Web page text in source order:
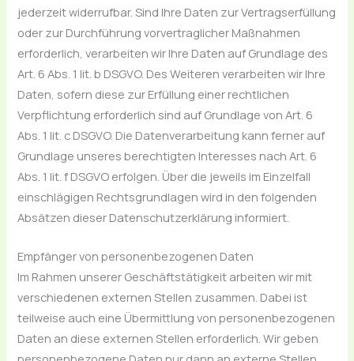
jederzeit widerrufbar. Sind Ihre Daten zur Vertragserfüllung
oder zur Durchführung vorvertraglicher Maßnahmen
erforderlich, verarbeiten wir Ihre Daten auf Grundlage des
Art. 6 Abs. 1 lit. b DSGVO. Des Weiteren verarbeiten wir Ihre
Daten, sofern diese zur Erfüllung einer rechtlichen
Verpflichtung erforderlich sind auf Grundlage von Art. 6
Abs. 1 lit. c DSGVO. Die Datenverarbeitung kann ferner auf
Grundlage unseres berechtigten Interesses nach Art. 6
Abs. 1 lit. f DSGVO erfolgen. Über die jeweils im Einzelfall
einschlägigen Rechtsgrundlagen wird in den folgenden
Absätzen dieser Datenschutzerklärung informiert.
Empfänger von personenbezogenen Daten
Im Rahmen unserer Geschäftstätigkeit arbeiten wir mit
verschiedenen externen Stellen zusammen. Dabei ist
teilweise auch eine Übermittlung von personenbezogenen
Daten an diese externen Stellen erforderlich. Wir geben